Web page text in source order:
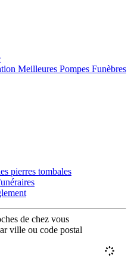
Meilleures Pompes Funèbres
pierres tombales
de chez vous
ville ou code postal